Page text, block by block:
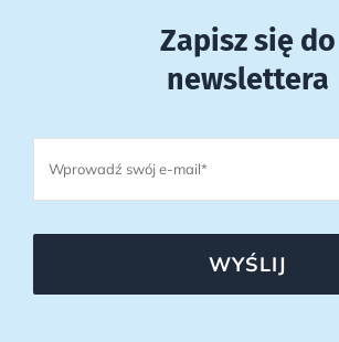
Zapisz się do
newslettera
WYŚLIJ